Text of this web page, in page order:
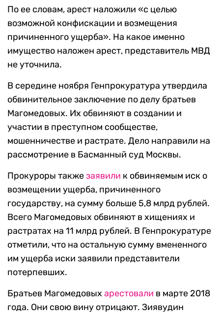
По ее словам, арест наложили «с целью
возможной конфискации и возмещения
причиненного ущерба». На какое именно
имущество наложен арест, представитель МВД
не уточнила.
В середине ноября Генпрокуратура утвердила
обвинительное заключение по делу братьев
Магомедовых. Их обвиняют в создании и
участии в преступном сообществе,
мошенничестве и растрате. Дело направили на
рассмотрение в Басманный суд Москвы.
Прокуроры такжезаявили к обвиняемым иск о
возмещении ущерба, причиненного
государству, на сумму больше 5,8 млрд рублей.
Всего Магомедовых обвиняют в хищениях и
растратах на 11 млрд рублей. В Генпрокуратуре
отметили, что на остальную сумму вмененного
им ущерба иски заявили представители
потерпевших.
Братьев Магомедовых арестовали в марте 2018
года. Они свою вину отрицают. Зиявудин